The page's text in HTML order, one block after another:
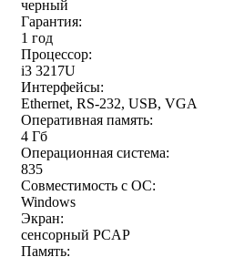
черный
Гарантия:
1 год
Процессор:
i3 3217U
Интерфейсы:
Ethernet, RS-232, USB, VGA
Оперативная память:
4 Гб
Операционная система:
835
Совместимость с ОС:
Windows
Экран:
сенсорный PCAP
Память: